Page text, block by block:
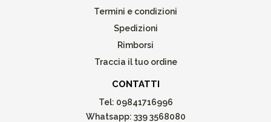
Termini e condizioni
Spedizioni
Rimborsi
Traccia il tuo ordine
CONTATTI
Tel: 09841716996
Whatsapp: 339 3568080